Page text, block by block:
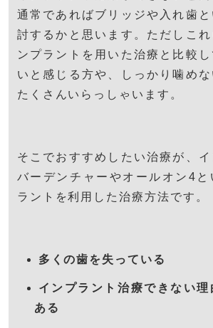
通常であればブリッジや入れ歯
討するかと思います。ただしこれ
ンプラントを用いた治療と比較
いと感じる方や、しっかり噛め
たくさんいらっしゃいます。
そこでおすすめしたい治療が、
バーデンチャーやオールオン4
ラントを利用した治療方法です。
多くの歯を失っている
インプラント治療できない理
ある